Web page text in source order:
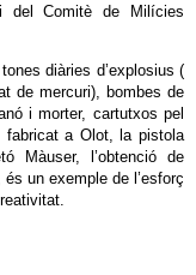
del Comitè de Milícies
diàries d’explosius (
de mercuri), bombes de
i morter, cartutxos pel
fabricat a Olot, la pistola
Màuser, l’obtenció de
un exemple de l’esforç